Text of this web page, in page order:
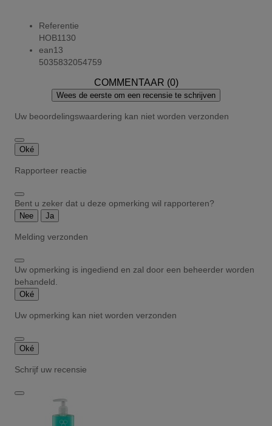
Referentie
HOB1130
ean13
5035832054759
COMMENTAAR (0)
Wees de eerste om een recensie te schrijven
Uw beoordelingswaardering kan niet worden verzonden
Oké
Rapporteer reactie
Bent u zeker dat u deze opmerking wil rapporteren?
Nee Ja
Melding verzonden
Uw opmerking is ingediend en zal door een beheerder worden
behandeld.
Oké
Uw opmerking kan niet worden verzonden
Oké
Schrijf uw recensie